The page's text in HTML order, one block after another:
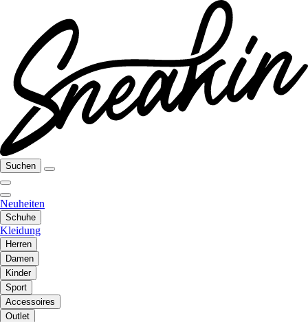
Suchen
Neuheiten
Schuhe
Kleidung
Herren
Damen
Kinder
Sport
Accessoires
Outlet